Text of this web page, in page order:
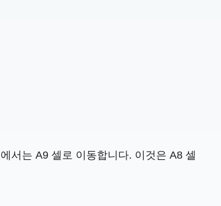
서는 A9 셀로 이동합니다. 이것은 A8 셀